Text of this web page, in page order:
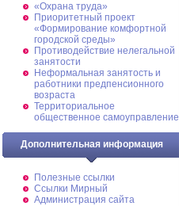
«Охрана труда»
Приоритетный проект
«Формирование комфортной
городской среды»
Противодействие нелегальной
занятости
Неформальная занятость и
работники предпенсионного
возраста
Территориальное
общественное самоуправление
Дополнительная информация
Полезные ссылки
Ссылки Мирный
Администрация сайта